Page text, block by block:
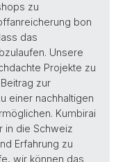
zu
bon
das
Unsere
Projekte zu
zur
einer nachhaltigen
Kumbirai
in die Schweiz
Erfahrung zu
wir können das